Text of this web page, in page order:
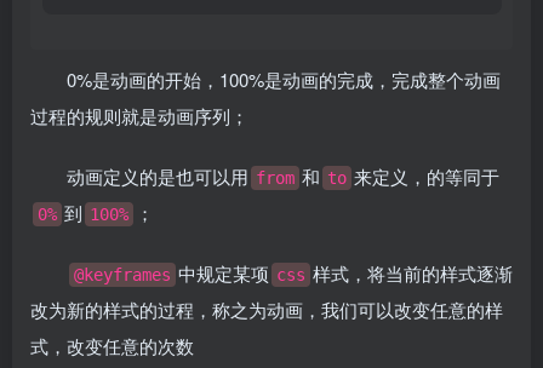
0%是动画的开始，100%是动画的完成，完成整个动画
过程的规则就是动画序列；
动画定义的是也可以用 from 和 to 来定义，的等同于
0% 到 100% ；
@keyframes 中规定某项 css 样式，将当前的样式逐渐
改为新的样式的过程，称之为动画，我们可以改变任意的样
式，改变任意的次数